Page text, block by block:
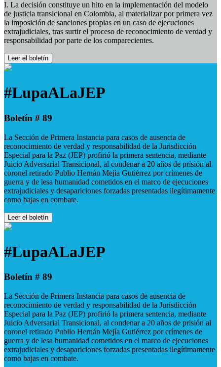
I. La decisión constituye un hito en la implementación del modelo
de justicia transicional en Colombia, al materializar por primera vez
la imposición de sanciones propias en un caso de ejecuciones
extrajudiciales, tras surtir el proceso de reconocimiento de verdad y
responsabilidad por parte de los comparecientes.
Leer el boletín
#LupaALaJEP
Boletín # 89
La Sección de Primera Instancia para casos de ausencia de
reconocimiento de verdad y responsabilidad de la Jurisdicción
Especial para la Paz (JEP) profirió la primera sentencia, mediante
Juicio Adversarial Transicional, al condenar a 20 años de prisión al
coronel retirado Publio Hernán Mejía Gutiérrez por crímenes de
guerra y de lesa humanidad cometidos en el marco de ejecuciones
extrajudiciales y desapariciones forzadas presentadas ilegítimamente
como bajas en combate.
Leer el boletín
#LupaALaJEP
Boletín # 89
La Sección de Primera Instancia para casos de ausencia de
reconocimiento de verdad y responsabilidad de la Jurisdicción
Especial para la Paz (JEP) profirió la primera sentencia, mediante
Juicio Adversarial Transicional, al condenar a 20 años de prisión al
coronel retirado Publio Hernán Mejía Gutiérrez por crímenes de
guerra y de lesa humanidad cometidos en el marco de ejecuciones
extrajudiciales y desapariciones forzadas presentadas ilegítimamente
como bajas en combate.